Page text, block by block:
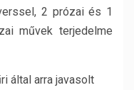
2 prózai és 1
művek terjedelme
által arra javasolt